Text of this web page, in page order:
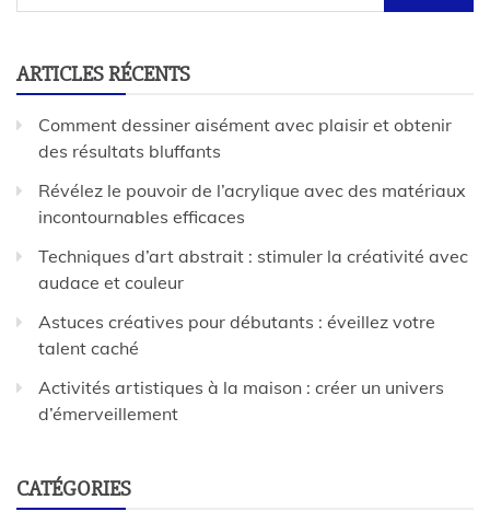
ARTICLES RÉCENTS
Comment dessiner aisément avec plaisir et obtenir
des résultats bluffants
Révélez le pouvoir de l’acrylique avec des matériaux
incontournables efficaces
Techniques d’art abstrait : stimuler la créativité avec
audace et couleur
Astuces créatives pour débutants : éveillez votre
talent caché
Activités artistiques à la maison : créer un univers
d’émerveillement
CATÉGORIES